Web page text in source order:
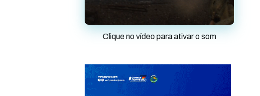
Clique no vídeo para ativar o som